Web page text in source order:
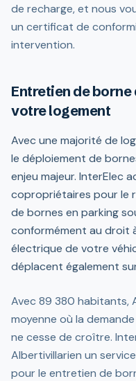
de recharge, et nous
un certificat de
intervention.
Entretien de
votre logement
Avec une majorité de
le déploiement de
enjeu majeur. InterElec
copropriétaires pour le
de bornes en parking
conformément au droit
électrique de votre
déplacent également
Avec 89 380 habitants,
moyenne où la
ne cesse de croître.
Albertivillarien un
pour le entretien de